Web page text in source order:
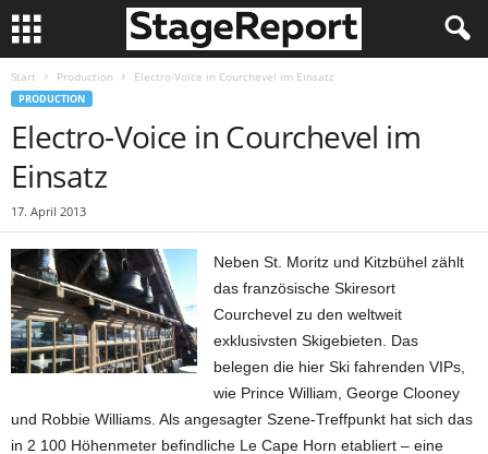
Start Production Electro-Voice in Courchevel im Einsatz
PRODUCTION
Electro-Voice in Courchevel im
Einsatz
17. April 2013
Neben St. Moritz und Kitzbühel zählt
das französische Skiresort
Courchevel zu den weltweit
exklusivsten Skigebieten. Das
belegen die hier Ski fahrenden VIPs,
wie Prince William, George Clooney
und Robbie Williams. Als angesagter Szene-Treffpunkt hat sich das
in 2 100 Höhenmeter befindliche Le Cape Horn etabliert – eine